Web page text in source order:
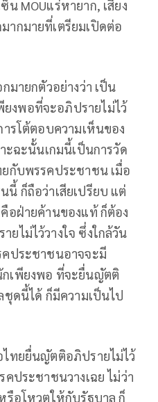
MOUแร่หายาก, เสี่ยง
ากมายที่เตรียมเปิดต่อ
มายกตัวอย่างว่า เป็น
งพอที่จะอภิปรายไม่ไว้
รโต้ตอบความเห็นของ
ฉะนั้นเกมนี้เป็นการวัด
กับพรรคประชาชน เมื่อ
ก็ถือว่าเสียเปรียบ แต่
อฝ่ายค้านของแท้ ก็ต้อง
ไม่ไว้วางใจ ซึ่งใกล้วัน
ประชาชนอาจจะมี
เพียงพอ ที่จะยื่นญัตติ
ชุดนี้ได้ ก็มีความเป็นไป
ทยยื่นญัตติอภิปรายไม่ไว้
ประชาชนวางเฉย ไม่ว่า
รือโหวตให้กับรัฐบาล ก็